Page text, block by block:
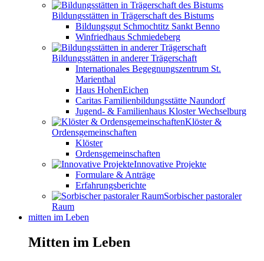
Bildungsstätten in Trägerschaft des Bistums
Bildungsgut Schmochtitz Sankt Benno
Winfriedhaus Schmiedeberg
Bildungsstätten in anderer Trägerschaft
Internationales Begegnungszentrum St.
Marienthal
Haus HohenEichen
Caritas Familienbildungsstätte Naundorf
Jugend- & Familienhaus Kloster Wechselburg
Klöster &
Ordensgemeinschaften
Klöster
Ordensgemeinschaften
Innovative Projekte
Formulare & Anträge
Erfahrungsberichte
Sorbischer pastoraler
Raum
mitten im Leben
Mitten im Leben